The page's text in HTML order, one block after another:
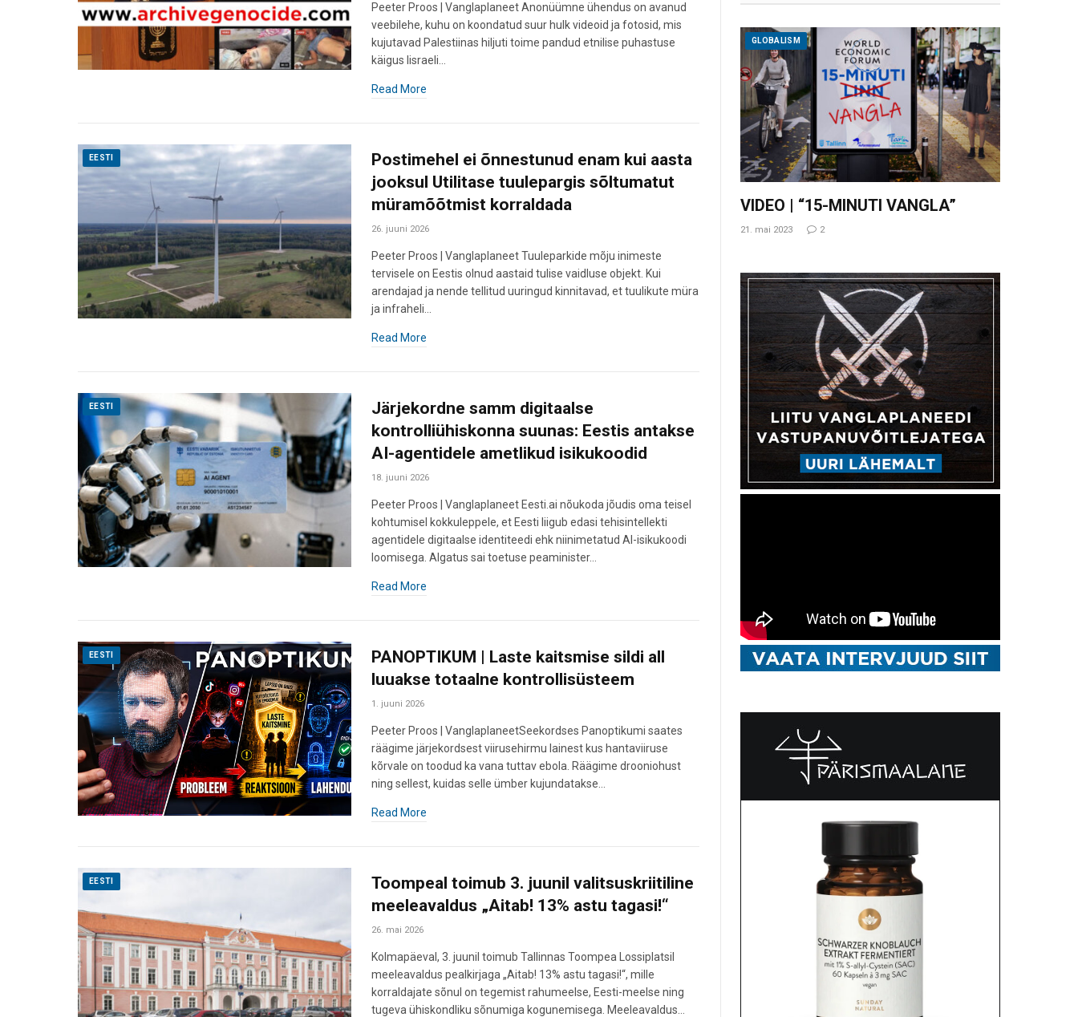
Peeter Proos | Vanglaplaneet Anonüümne ühendus on avanud
veebilehe, kuhu on koondatud suur hulk videoid ja fotosid, mis
kujutavad Palestiinas hiljuti toime pandud etnilise puhastuse
käigus Iisraeli…
Read More
EESTI
Postimehel ei õnnestunud enam kui aasta
jooksul Utilitase tuulepargis sõltumatut
müramõõtmist korraldada
26. juuni 2026
Peeter Proos | Vanglaplaneet Tuuleparkide mõju inimeste
tervisele on Eestis olnud aastaid tulise vaidluse objekt. Kui
arendajad ja nende tellitud uuringud kinnitavad, et tuulikute müra
ja infraheli…
Read More
EESTI
Järjekordne samm digitaalse
kontrolliühiskonna suunas: Eestis antakse
AI-agentidele ametlikud isikukoodid
18. juuni 2026
Peeter Proos | Vanglaplaneet Eesti.ai nõukoda jõudis oma teisel
kohtumisel kokkuleppele, et Eesti liigub edasi tehisintellekti
agentidele digitaalse identiteedi ehk niinimetatud AI-isikukoodi
loomisega. Algatus sai toetuse peaminister…
Read More
EESTI
PANOPTIKUM | Laste kaitsmise sildi all
luuakse totaalne kontrollisüsteem
1. juuni 2026
Peeter Proos | VanglaplaneetSeekordses Panoptikumi saates
räägime järjekordsest viirusehirmu lainest kus hantaviiruse
kõrvale on toodud ka vana tuttav ebola. Räägime drooniohust
ning sellest, kuidas selle ümber kujundatakse…
Read More
EESTI
Toompeal toimub 3. juunil valitsuskriitiline
meeleavaldus „Aitab! 13% astu tagasi!“
26. mai 2026
Kolmapäeval, 3. juunil toimub Tallinnas Toompea Lossiplatsil
meeleavaldus pealkirjaga „Aitab! 13% astu tagasi!“, mille
korraldajate sõnul on tegemist rahumeelse, Eesti-meelse ning
tugeva ühiskondliku sõnumiga kogunemisega. Meeleavaldus…
GLOBALISM
VIDEO | “15-MINUTI VANGLA”
21. mai 2023 2